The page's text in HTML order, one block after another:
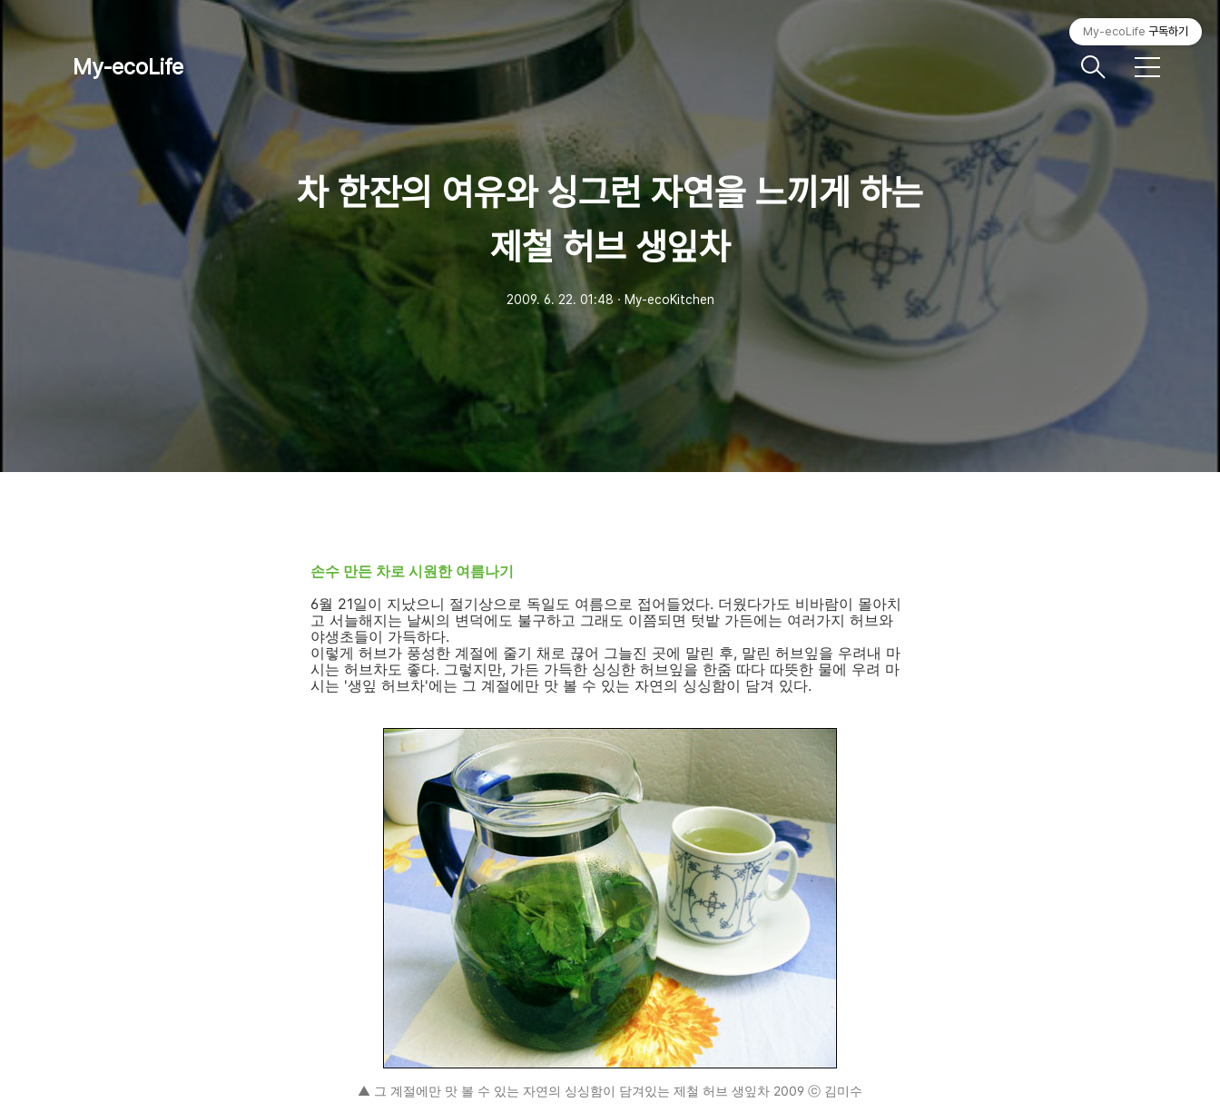
My-ecoLife
메
뉴
차 한잔의 여유와 싱그런 자연을 느끼게 하는
제철 허브 생잎차
2009. 6. 22. 01:48 ㆍ My-ecoKitchen
손수 만든 차로 시원한 여름나기
6월 21일이 지났으니 절기상으로 독일도 여름으로 접어들었다. 더웠다가도 비바람이 몰아치
고 서늘해지는 날씨의 변덕에도 불구하고 그래도 이쯤되면 텃밭 가든에는 여러가지 허브와
야생초들이 가득하다.
이렇게 허브가 풍성한 계절에 줄기 채로 끊어 그늘진 곳에 말린 후, 말린 허브잎을 우려내 마
시는 허브차도 좋다. 그렇지만, 가든 가득한 싱싱한 허브잎을 한줌 따다 따뜻한 물에 우려 마
시는 '생잎 허브차'에는 그 계절에만 맛 볼 수 있는 자연의 싱싱함이 담겨 있다.
▲ 그 계절에만 맛 볼 수 있는 자연의 싱싱함이 담겨있는 제철 허브 생잎차 2009 ⓒ 김미수
My-ecoLife 구독하기